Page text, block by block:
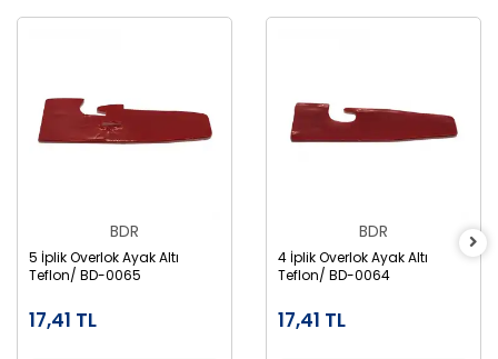
BDR
5 İplik Overlok Ayak Altı
Teflon/ BD-0065
17,41 TL
BDR
4 İplik Overlok Ayak Altı
Teflon/ BD-0064
17,41 TL